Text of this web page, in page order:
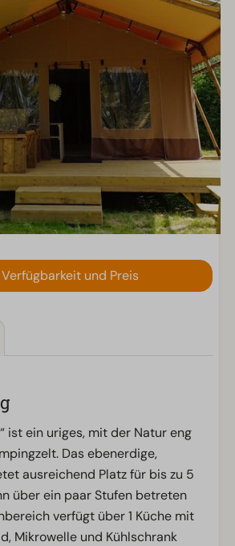
Verfügbarkeit und Preis
ist ein uriges, mit der Natur eng
Das ebenerdige,
ausreichend Platz für bis zu 5
über ein paar Stufen betreten
verfügt über 1 Küche mit
Mikrowelle und Kühlschrank